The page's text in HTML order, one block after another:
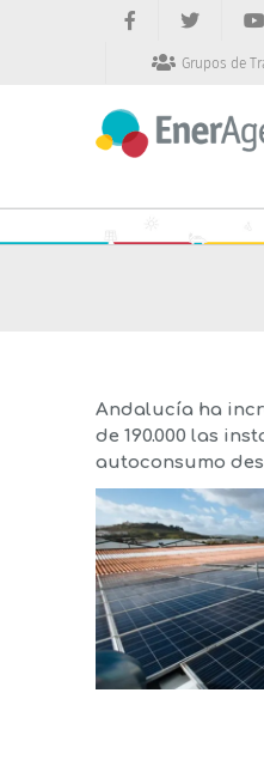
Grupos de
Andalucía ha
de 190.000 las
autoconsumo